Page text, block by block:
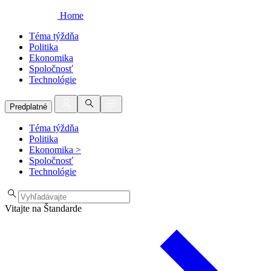
Home
Téma týždňa
Politika
Ekonomika
Spoločnosť
Technológie
Predplatné
Téma týždňa
Politika
Ekonomika >
Spoločnosť
Technológie
Vitajte na Štandarde